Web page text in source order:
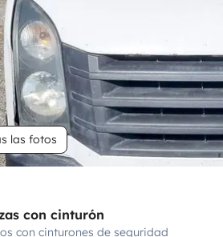
las fotos
con cinturón
con cinturones de seguridad